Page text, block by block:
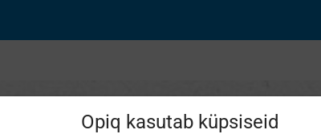
Opiq kasutab küpsiseid